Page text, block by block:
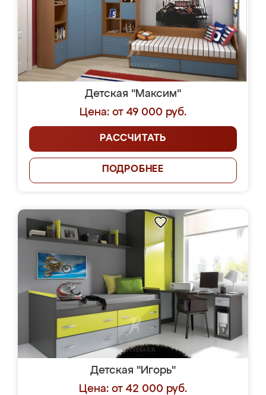
Детская "Максим"
Цена: от 49 000 руб.
РАССЧИТАТЬ
ПОДРОБНЕЕ
Детская "Игорь"
Цена: от 42 000 руб.